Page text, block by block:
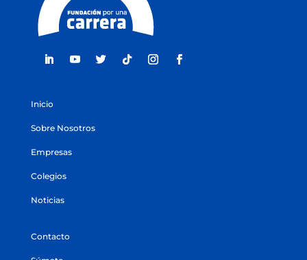
Inicio
Sobre Nosotros
Empresas
Colegios
Noticias
Contacto